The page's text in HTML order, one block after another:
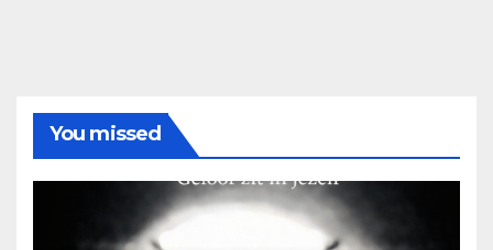
You missed